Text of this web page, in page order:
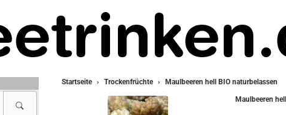
Startseite Trockenfrüchte Maulbeeren hell BIO naturbelassen
Maulbeeren